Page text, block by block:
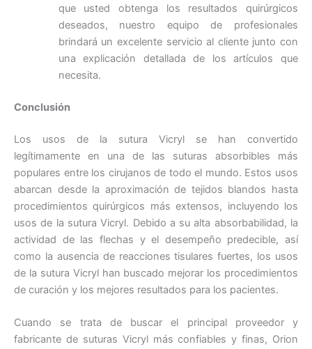
que usted obtenga los resultados quirúrgicos
deseados, nuestro equipo de profesionales
brindará un excelente servicio al cliente junto con
una explicación detallada de los artículos que
necesita.
Conclusión
Los usos de la sutura Vicryl se han convertido
legítimamente en una de las suturas absorbibles más
populares entre los cirujanos de todo el mundo. Estos usos
abarcan desde la aproximación de tejidos blandos hasta
procedimientos quirúrgicos más extensos, incluyendo los
usos de la sutura Vicryl. Debido a su alta absorbabilidad, la
actividad de las flechas y el desempeño predecible, así
como la ausencia de reacciones tisulares fuertes, los usos
de la sutura Vicryl han buscado mejorar los procedimientos
de curación y los mejores resultados para los pacientes.
Cuando se trata de buscar el principal proveedor y
fabricante de suturas Vicryl más confiables y finas, Orion